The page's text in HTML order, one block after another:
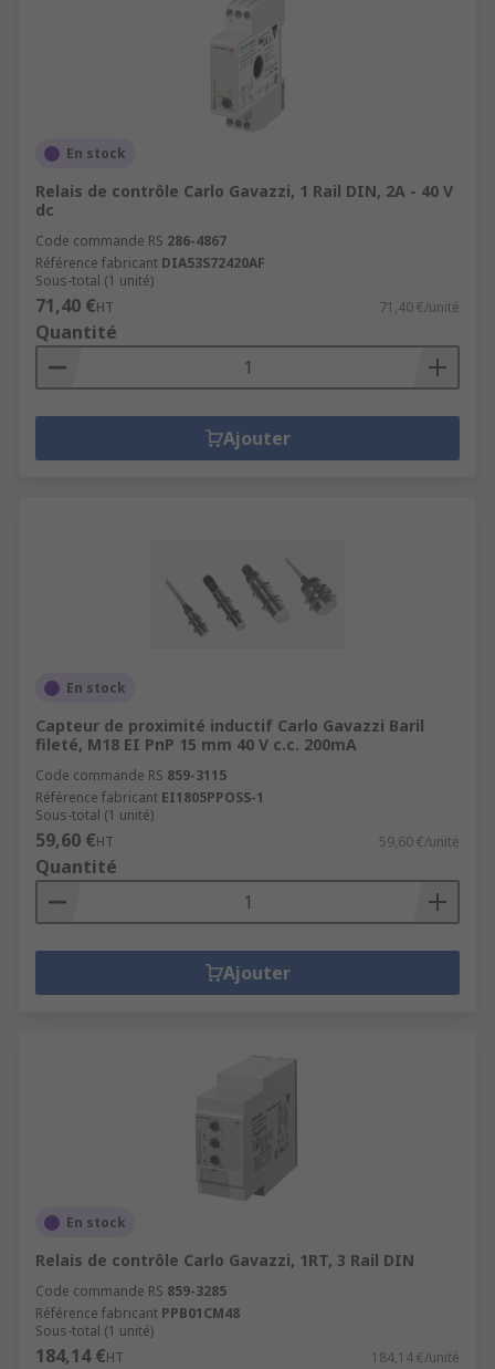
En stock
Relais de contrôle Carlo Gavazzi, 1 Rail DIN, 2A - 40 V
dc
Code commande RS 286-4867
Référence fabricant DIA53S72420AF
Sous-total (1 unité)
71,40 €HT 71,40 €/unité
Quantité
Ajouter
En stock
Capteur de proximité inductif Carlo Gavazzi Baril
fileté, M18 EI PnP 15 mm 40 V c.c. 200mA
Code commande RS 859-3115
Référence fabricant EI1805PPOSS-1
Sous-total (1 unité)
59,60 €HT 59,60 €/unité
Quantité
Ajouter
En stock
Relais de contrôle Carlo Gavazzi, 1RT, 3 Rail DIN
Code commande RS 859-3285
Référence fabricant PPB01CM48
Sous-total (1 unité)
184,14 €HT 184,14 €/unité